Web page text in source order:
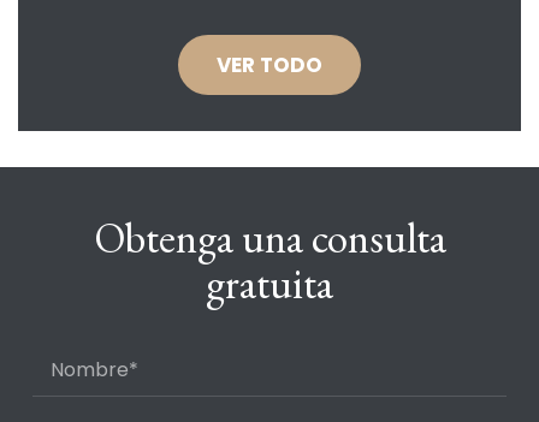
VER TODO
Obtenga una consulta
gratuita